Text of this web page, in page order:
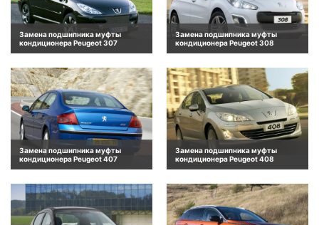
Замена подшипника муфты
кондиционера Peugeot 307
Замена подшипника муфты
кондиционера Peugeot 308
Замена подшипника муфты
кондиционера Peugeot 407
Замена подшипника муфты
кондиционера Peugeot 408